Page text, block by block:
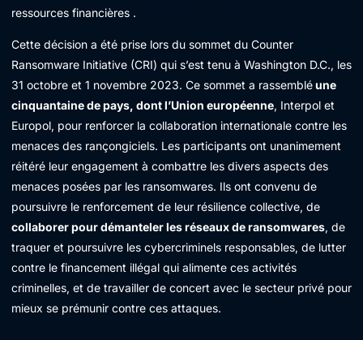
ressources financières .
Cette décision a été prise lors du sommet du Counter
Ransomware Initiative (CRI) qui s’est tenu à Washington D.C., les
31 octobre et 1 novembre 2023. Ce sommet a rassembléune
cinquantaine de pays, dont l’Union européenne, Interpol et
Europol, pour renforcer la collaboration internationale contre les
menaces des rançongiciels. Les participants ont unanimement
réitéré leur engagement à combattre les divers aspects des
menaces posées par les ransomwares. Ils ont convenu de
poursuivre le renforcement de leur résilience collective, de
collaborer pour démanteler les réseaux de ransomwares, de
traquer et poursuivre les cybercriminels responsables, de lutter
contre le financement illégal qui alimente ces activités
criminelles, et de travailler de concert avec le secteur privé pour
mieux se prémunir contre ces attaques.